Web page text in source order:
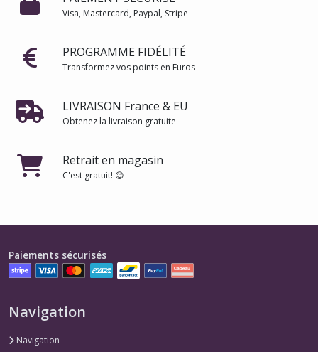
Visa, Mastercard, Paypal, Stripe
PROGRAMME FIDÉLITÉ
Transformez vos points en Euros
LIVRAISON France & EU
Obtenez la livraison gratuite
Retrait en magasin
C'est gratuit! 😊
Paiements sécurisés
Navigation
Navigation